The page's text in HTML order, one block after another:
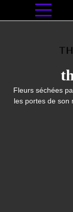
Fleurs séchées
les portes de son